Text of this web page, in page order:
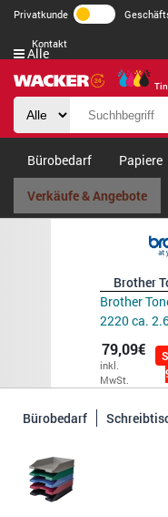
Privatkunde
Kontakt
Alle
Bürobedarf Papiere
Verkäufe & Angebote
Brother
Brother
2220 ca.
79,09€
inkl.
MwSt.
Bürobedarf